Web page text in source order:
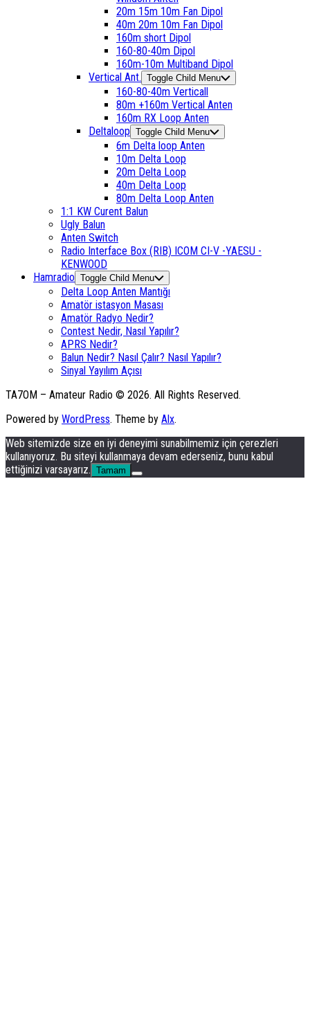
20m 15m 10m Fan Dipol
40m 20m 10m Fan Dipol
160m short Dipol
160-80-40m Dipol
160m-10m Multiband Dipol
Vertical Ant. Toggle Child Menu
160-80-40m Verticall
80m +160m Vertical Anten
160m RX Loop Anten
Deltaloop Toggle Child Menu
6m Delta loop Anten
10m Delta Loop
20m Delta Loop
40m Delta Loop
80m Delta Loop Anten
1:1 KW Curent Balun
Ugly Balun
Anten Switch
Radio Interface Box (RIB) ICOM CI-V -YAESU -
KENWOOD
Hamradio Toggle Child Menu
Delta Loop Anten Mantığı
Amatör istasyon Masası
Amatör Radyo Nedir?
Contest Nedir, Nasıl Yapılır?
APRS Nedir?
Balun Nedir? Nasıl Çalır? Nasıl Yapılır?
Sinyal Yayılım Açısı
TA7OM – Amateur Radio © 2026. All Rights Reserved.
Powered by WordPress. Theme by Alx.
Web sitemizde size en iyi deneyimi sunabilmemiz için çerezleri
kullanıyoruz. Bu siteyi kullanmaya devam ederseniz, bunu kabul
ettiğinizi varsayarız. Tamam